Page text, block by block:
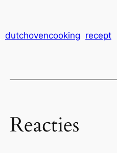
dutchovencooking recept
Reacties